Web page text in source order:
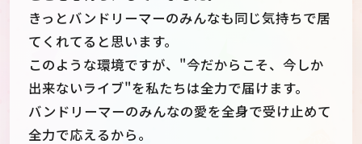
きっとバンドリーマーのみんなも同じ気持ちで居
てくれてると思います。
このような環境ですが、"今だからこそ、今しか
出来ないライブ"を私たちは全力で届けます。
バンドリーマーのみんなの愛を全身で受け止めて
全力で応えるから。